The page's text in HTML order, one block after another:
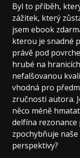
Byl to příběh,
zážitek, který
jsem ebook
kterou je snadné
právě pod
hrubé na
nefalšovanou
vhodná pro
zručnosti autora.
něco méně
delfína
zpochybňuje
perspektivy?